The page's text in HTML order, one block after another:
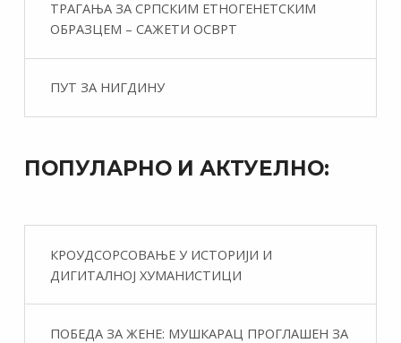
ТРАГАЊА ЗА СРПСКИМ ЕТНОГЕНЕТСКИМ
ОБРАЗЦЕМ – САЖЕТИ ОСВРТ
ПУТ ЗА НИГДИНУ
ПОПУЛАРНО И АКТУЕЛНО:
КРОУДСОРСОВАЊЕ У ИСТОРИЈИ И
ДИГИТАЛНОЈ ХУМАНИСТИЦИ
ПОБЕДА ЗА ЖЕНЕ: МУШКАРАЦ ПРОГЛАШЕН ЗА